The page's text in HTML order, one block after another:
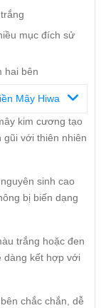
mục đích sử
hai bên
Mây Hiwa
kim cương tạo
gũi với thiên nhiên
sinh cao
bị biến dạng
trắng hoặc đen
dàng kết hợp với
chắc chắn, dễ